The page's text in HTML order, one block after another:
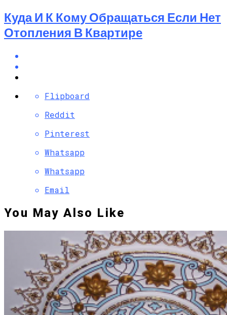
Куда И К Кому Обращаться Если Нет
Отопления В Квартире
Flipboard
Reddit
Pinterest
Whatsapp
Whatsapp
Email
You May Also Like